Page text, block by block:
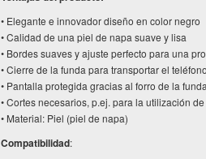
• Elegante e innovador diseño en color negro
• Calidad de una piel de napa suave y lisa
• Bordes suaves y ajuste perfecto para una
• Cierre de la funda para transportar el
• Pantalla protegida gracias al forro de la funda
• Cortes necesarios, p.ej. para la utilización
• Material: Piel (piel de napa)
Compatibilidad: